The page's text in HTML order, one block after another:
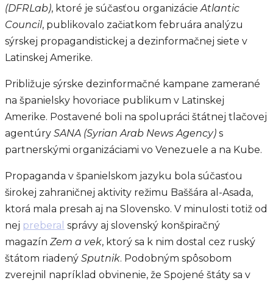
(DFRLab), ktoré je súčasťou organizácieAtlantic
Council, publikovalo začiatkom februára analýzu
sýrskej propagandistickej a dezinformačnej siete v
Latinskej Amerike.
Približuje sýrske dezinformačné kampane zamerané
na španielsky hovoriace publikum v Latinskej
Amerike. Postavené boli na spolupráci štátnej tlačovej
agentúry SANA (Syrian Arab News Agency) s
partnerskými organizáciami vo Venezuele a na Kube.
Propaganda v španielskom jazyku bola súčasťou
širokej zahraničnej aktivity režimu Baššára al-Asada,
ktorá mala presah aj na Slovensko. V minulosti totiž od
nej preberal správy aj slovenský konšpiračný
magazín Zem a vek, ktorý sa k nim dostal cez ruský
štátom riadený Sputnik. Podobným spôsobom
zverejnil napríklad obvinenie, že Spojené štáty sa v